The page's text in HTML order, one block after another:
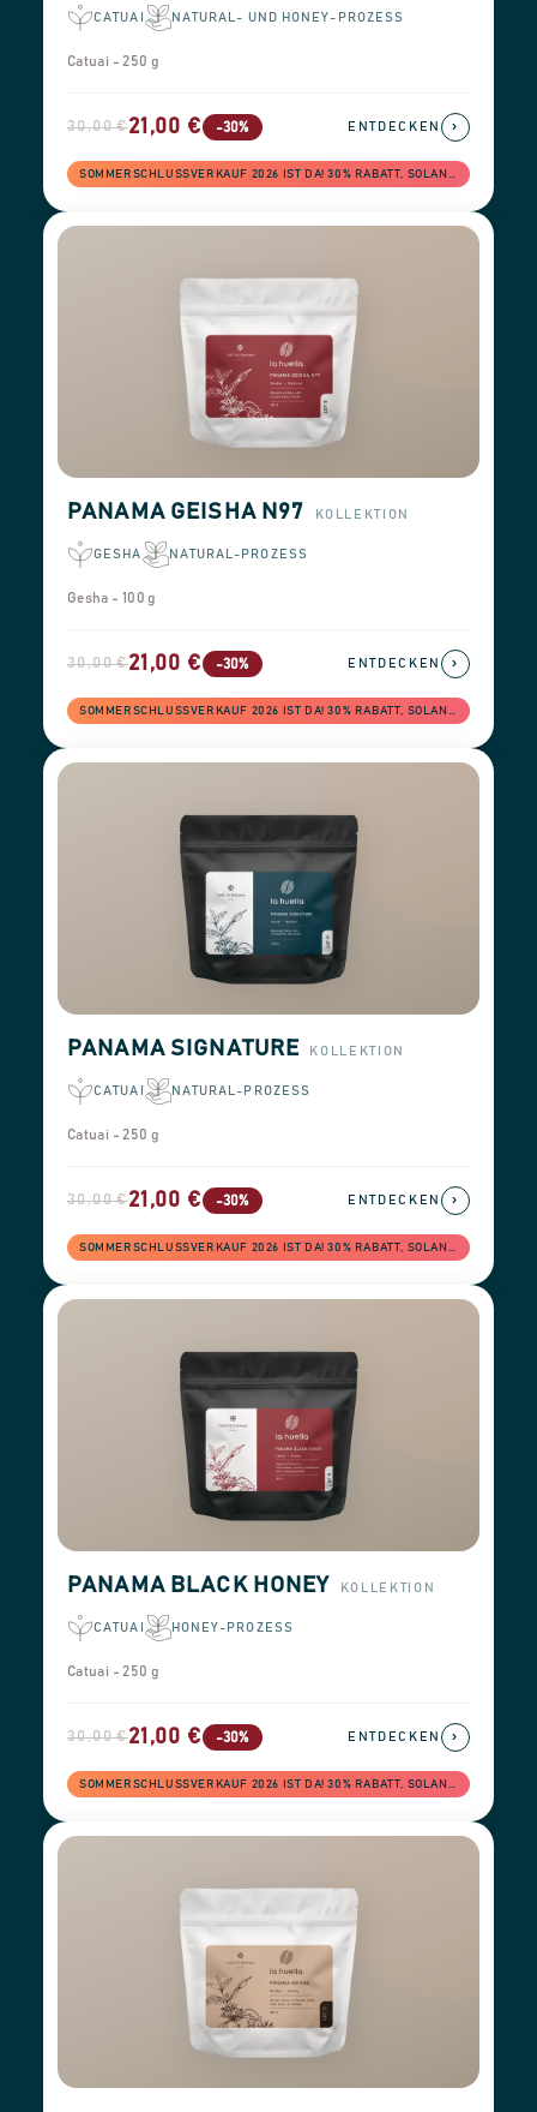
CATUAI NATURAL- UND HONEY-PROZESS
Catuai - 250 g
30,00 €21,00 € -30% ENTDECKEN ›
PANAMA GEISHA N97 KOLLEKTION
GESHA NATURAL-PROZESS
Gesha - 100 g
30,00 €21,00 € -30% ENTDECKEN ›
PANAMA SIGNATURE KOLLEKTION
CATUAI NATURAL-PROZESS
Catuai - 250 g
30,00 €21,00 € -30% ENTDECKEN ›
PANAMA BLACK HONEY KOLLEKTION
CATUAI HONEY-PROZESS
Catuai - 250 g
30,00 €21,00 € -30% ENTDECKEN ›